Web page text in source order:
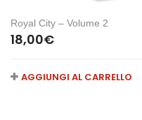
Royal City – Volume 2
18,00€
AGGIUNGI AL CARRELLO